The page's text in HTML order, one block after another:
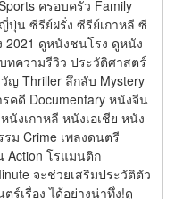
ครอบครัว Family
ปุ่น ซีรีย์ฝรั่ง ซีรีย์เกาหลี ซี
2021 ดูหนังชนโรง ดูหนัง
ทความรีวิว ประวัติศาสตร์
ญ Thriller ลึกลับ Mystery
คดี Documentary หนังจีน
งเกาหลี หนังเอเชีย หนัง
ม Crime เพลงดนตรี
Action โรแมนติก
จะช่วยเสริมประวัติตัว
ร์เรื่อง ได้อย่างน่าทึ่ง!ดู